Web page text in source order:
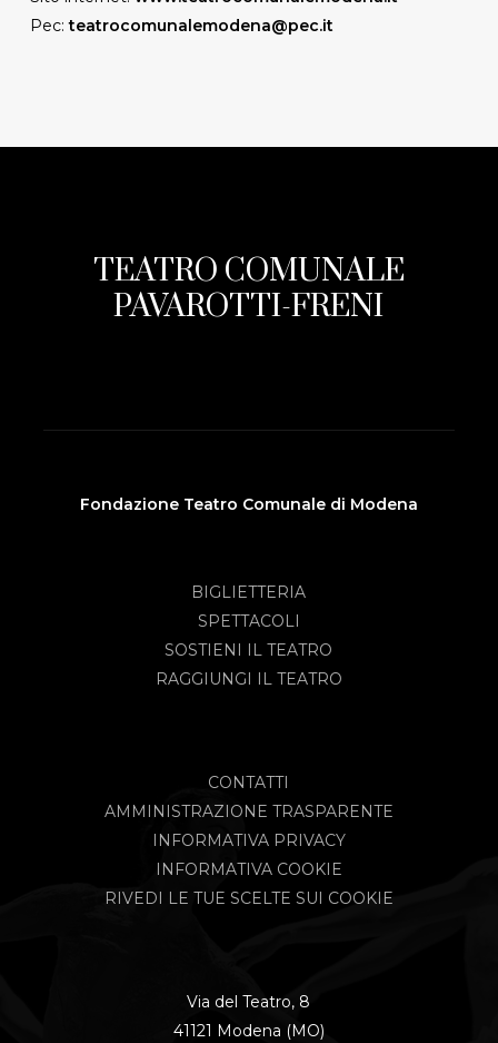
Pec:teatrocomunalemodena@pec.it
TEATRO COMUNALE
PAVAROTTI-FRENI
Fondazione Teatro Comunale di Modena
BIGLIETTERIA
SPETTACOLI
SOSTIENI IL TEATRO
RAGGIUNGI IL TEATRO
CONTATTI
AMMINISTRAZIONE TRASPARENTE
INFORMATIVA PRIVACY
INFORMATIVA COOKIE
RIVEDI LE TUE SCELTE SUI COOKIE
Via del Teatro, 8
41121 Modena (MO)